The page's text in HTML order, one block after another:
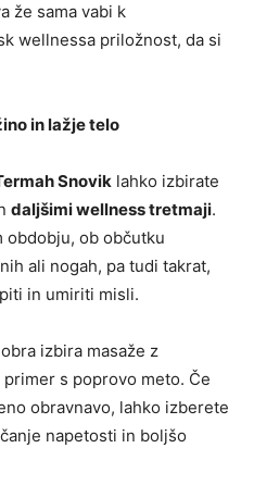
že sama vabi k
wellnessa priložnost, da si
in lažje telo
Snovik lahko izbirate
daljšimi wellness tretmaji.
obdobju, ob občutku
ali nogah, pa tudi takrat,
in umiriti misli.
izbira masaže z
s poprovo meto. Če
obravnavo, lahko izberete
napetosti in boljšo